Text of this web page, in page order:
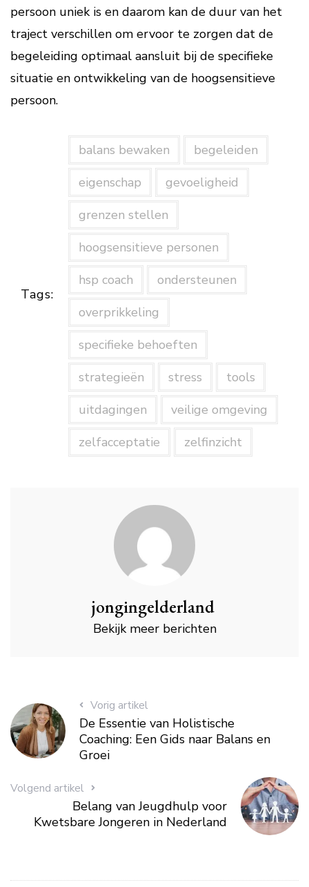
persoon uniek is en daarom kan de duur van het
traject verschillen om ervoor te zorgen dat de
begeleiding optimaal aansluit bij de specifieke
situatie en ontwikkeling van de hoogsensitieve
persoon.
Tags:
balans bewaken
begeleiden
eigenschap
gevoeligheid
grenzen stellen
hoogsensitieve personen
hsp coach
ondersteunen
overprikkeling
specifieke behoeften
strategieën
stress
tools
uitdagingen
veilige omgeving
zelfacceptatie
zelfinzicht
jongingelderland
Bekijk meer berichten
Vorig artikel
De Essentie van Holistische
Coaching: Een Gids naar Balans en
Groei
Volgend artikel
Belang van Jeugdhulp voor
Kwetsbare Jongeren in Nederland